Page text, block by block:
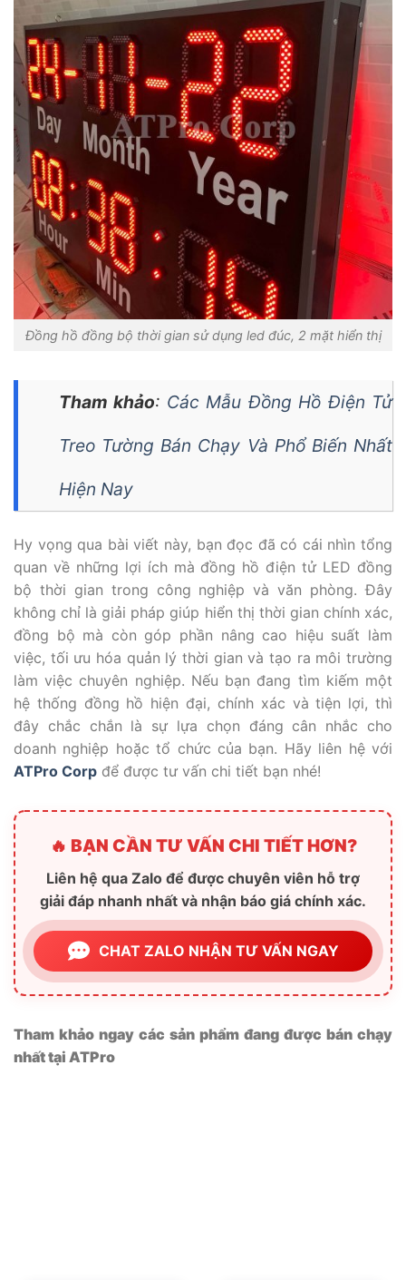
Đồng hồ đồng bộ thời gian sử dụng led đúc, 2 mặt hiển thị
Tham khảo: Các Mẫu Đồng Hồ Điện Tử
Treo Tường Bán Chạy Và Phổ Biến Nhất
Hiện Nay
Hy vọng qua bài viết này, bạn đọc đã có cái nhìn tổng
quan về những lợi íchmà đồng hồ điện tử LED đồng
bộ thời gian trong công nghiệp và văn phòng. Đây
không chỉ là giải pháp giúp hiển thị thời gian chính xác,
đồng bộ mà còn góp phần nâng cao hiệu suất làm
việc, tối ưu hóa quản lý thời gian và tạo ra môi trường
làm việc chuyên nghiệp. Nếu bạn đang tìm kiếm một
hệ thống đồng hồ hiện đại, chính xác và tiện lợi, thì
đây chắc chắn là sự lựa chọn đáng cân nhắc cho
doanh nghiệp hoặc tổ chức của bạn. Hãy liên hệ với
ATPro Corp để được tư vấn chi tiết bạn nhé!
🔥 BẠN CẦN TƯ VẤN CHI TIẾT HƠN?
Liên hệ qua Zalo để được chuyên viên hỗ trợ
giải đáp nhanh nhất và nhận báo giá chính xác.
CHAT ZALO NHẬN TƯ VẤN NGAY
Tham khảo ngay các sản phẩm đang được bán chạy
nhất tại ATPro